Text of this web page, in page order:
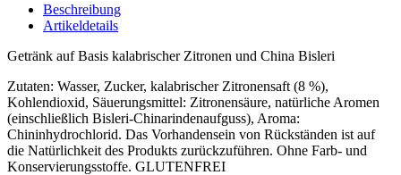
Beschreibung
Artikeldetails
Getränk auf Basis kalabrischer Zitronen und China Bisleri
Zutaten: Wasser, Zucker, kalabrischer Zitronensaft (8 %),
Kohlendioxid, Säuerungsmittel: Zitronensäure, natürliche Aromen
(einschließlich Bisleri-Chinarindenaufguss), Aroma:
Chininhydrochlorid. Das Vorhandensein von Rückständen ist auf
die Natürlichkeit des Produkts zurückzuführen. Ohne Farb- und
Konservierungsstoffe. GLUTENFREI